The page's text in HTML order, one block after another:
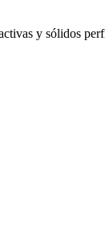
y sólidos